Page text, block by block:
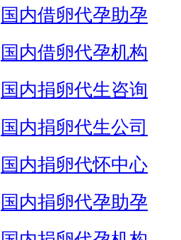
国内借卵代孕助孕
国内借卵代孕机构
国内捐卵代生咨询
国内捐卵代生公司
国内捐卵代怀中心
国内捐卵代孕助孕